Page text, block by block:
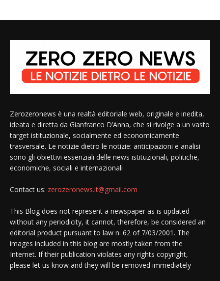
Zerozeronews è una realtà editoriale web, originale e inedita,
ideata e diretta da Gianfranco D’Anna, che si rivolge a un vasto
target istituzionale, socialmente ed economicamente
trasversale. Le notizie dietro le notizie: anticipazioni e analisi
sono gli obiettivi essenziali delle news istituzionali, politiche,
economiche, sociali e internazionali
Contact us: zerozeronews.it@gmail.com
This Blog does not represent a newspaper as is updated
without any periodicity, it cannot, therefore, be considered an
editorial product pursuant to law n. 62 of 7/03/2001. The
images included in this blog are mostly taken from the
Internet. If their publication violates any rights copyright,
please let us know and they will be removed immediately